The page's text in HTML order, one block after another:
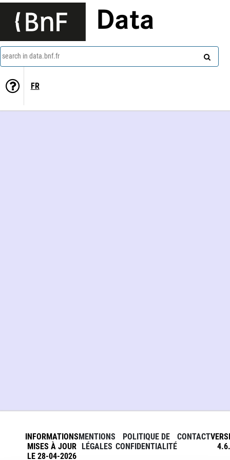
Data
search in data.bnf.fr
FR
INFORMATIONS
MISES À JOUR
LE 28-04-2026
MENTIONS
LÉGALES
POLITIQUE DE
CONFIDENTIALITÉ
CONTACT